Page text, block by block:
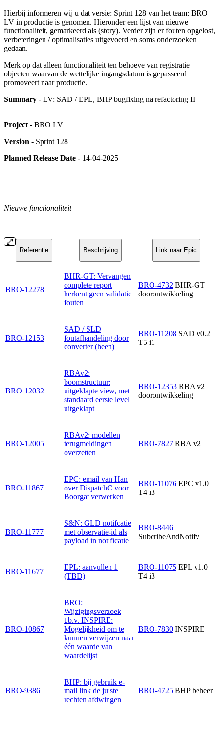
Hierbij informeren wij u dat versie: Sprint 128 van het team: BRO
LV in productie is genomen. Hieronder een lijst van nieuwe
functionaliteit, gemarkeerd als (story). Verder zijn er fouten opgelost,
verbeteringen / optimalisaties uitgevoerd en soms onderzoeken
gedaan.
Merk op dat alleen functionaliteit ten behoeve van registratie
objecten waarvan de wettelijke ingangsdatum is gepasseerd
promoveert naar productie.
Summary - LV: SAD / EPL, BHP bugfixing na refactoring II
Project - BRO LV
Version - Sprint 128
Planned Release Date - 14-04-2025
Nieuwe functionaliteit
Referentie Beschrijving Link naar Epic
BRO-12278
BHR-GT: Vervangen
complete report
herkent geen validatie
fouten
BRO-4732 BHR-GT
doorontwikkeling
BRO-12153
SAD / SLD
foutafhandeling door
converter (heen)
BRO-11208 SAD v0.2
T5 i1
BRO-12032
RBAv2:
boomstructuur:
uitgeklapte view, met
standaard eerste level
uitgeklapt
BRO-12353 RBA v2
doorontwikkeling
BRO-12005
RBAv2: modellen
terugmeldingen
overzetten
BRO-7827 RBA v2
BRO-11867
EPC: email van Han
over DispatchC voor
Boorgat verwerken
BRO-11076 EPC v1.0
T4 i3
BRO-11777
S&N: GLD notifcatie
met observatie-id als
payload in notificatie
BRO-8446
SubcribeAndNotify
BRO-11677
EPL: aanvullen 1
(TBD)
BRO-11075 EPL v1.0
T4 i3
BRO-10867
BRO:
Wijzigingsverzoek
t.b.v. INSPIRE:
Mogelijkheid om te
kunnen verwijzen naar
één waarde van
waardelijst
BRO-7830 INSPIRE
BRO-9386
BHP: bij gebruik e-
mail link de juiste
rechten afdwingen
BRO-4725 BHP beheer